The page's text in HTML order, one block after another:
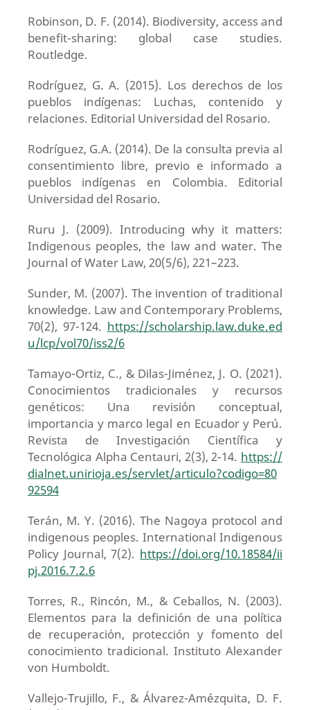
Robinson, D. F. (2014). Biodiversity, access and
benefit-sharing: global case studies.
Routledge.
Rodríguez, G. A. (2015). Los derechos de los
pueblos indígenas: Luchas, contenido y
relaciones. Editorial Universidad del Rosario.
Rodríguez, G.A. (2014). De la consulta previa al
consentimiento libre, previo e informado a
pueblos indígenas en Colombia. Editorial
Universidad del Rosario.
Ruru J. (2009). Introducing why it matters:
Indigenous peoples, the law and water. The
Journal of Water Law, 20(5/6), 221–223.
Sunder, M. (2007). The invention of traditional
knowledge. Law and Contemporary Problems,
70(2), 97-124. https://scholarship.law.duke.ed
u/lcp/vol70/iss2/6
Tamayo-Ortiz, C., & Dilas-Jiménez, J. O. (2021).
Conocimientos tradicionales y recursos
genéticos: Una revisión conceptual,
importancia y marco legal en Ecuador y Perú.
Revista de Investigación Científica y
Tecnológica Alpha Centauri, 2(3), 2-14. https://
dialnet.unirioja.es/servlet/articulo?codigo=80
92594
Terán, M. Y. (2016). The Nagoya protocol and
indigenous peoples. International Indigenous
Policy Journal, 7(2). https://doi.org/10.18584/ii
pj.2016.7.2.6
Torres, R., Rincón, M., & Ceballos, N. (2003).
Elementos para la definición de una política
de recuperación, protección y fomento del
conocimiento tradicional. Instituto Alexander
von Humboldt.
Vallejo-Trujillo, F., & Álvarez-Amézquita, D. F.